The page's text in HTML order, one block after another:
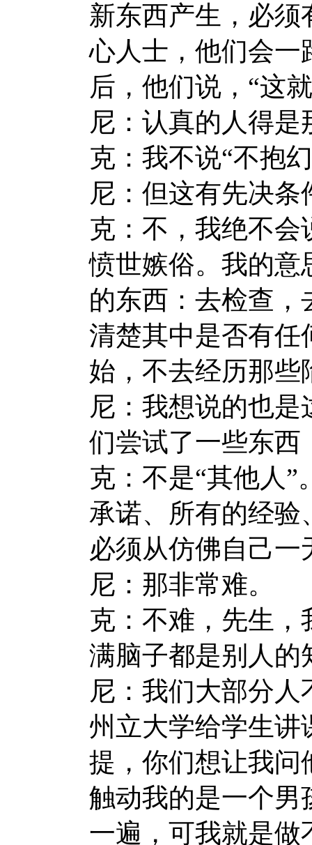
新东西产生，必
心人士，他们会一
后，他们说，“这
尼：认真的人得
克：我不说“不抱
尼：但这有先决条
克：不，我绝不会
愤世嫉俗。我的意
的东西：去检查
清楚其中是否有任
始，不去经历那些
尼：我想说的也
们尝试了一些东西
克：不是“其他人
承诺、所有的经验
必须从仿佛自己一
尼：那非常难。
克：不难，先生
满脑子都是别人的
尼：我们大部分
州立大学给学生讲
提，你们想让我问
触动我的是一个男
一遍，可我就是做